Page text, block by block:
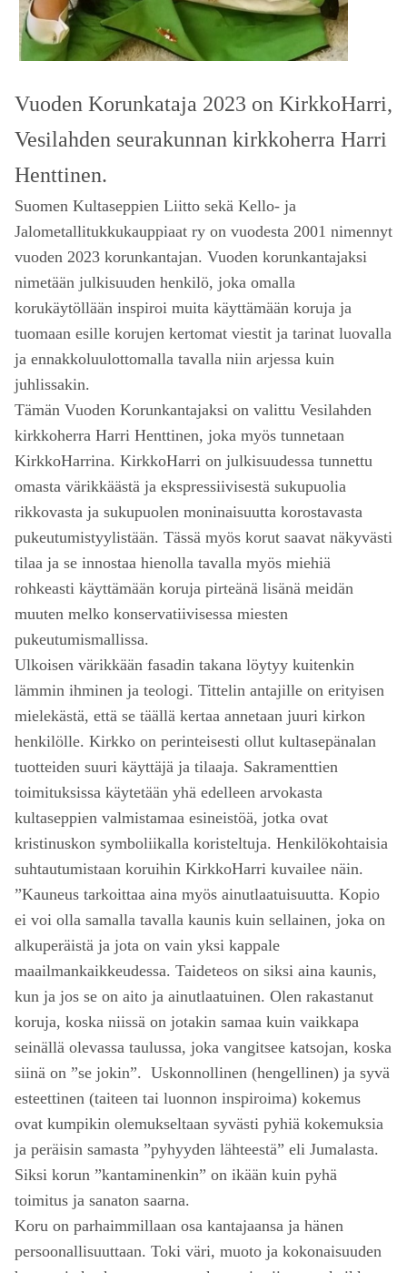
Vuoden Korunkataja 2023 on KirkkoHarri,
Vesilahden seurakunnan kirkkoherra Harri
Henttinen.
Suomen Kultaseppien Liitto sekä Kello- ja
Jalometallitukkukauppiaat ry on vuodesta 2001 nimennyt
vuoden 2023 korunkantajan. Vuoden korunkantajaksi
nimetään julkisuuden henkilö, joka omalla
korukäytöllään inspiroi muita käyttämään koruja ja
tuomaan esille korujen kertomat viestit ja tarinat luovalla
ja ennakkoluulottomalla tavalla niin arjessa kuin
juhlissakin.
Tämän Vuoden Korunkantajaksi on valittu Vesilahden
kirkkoherra Harri Henttinen, joka myös tunnetaan
KirkkoHarrina. KirkkoHarri on julkisuudessa tunnettu
omasta värikkäästä ja ekspressiivisestä sukupuolia
rikkovasta ja sukupuolen moninaisuutta korostavasta
pukeutumistyylistään. Tässä myös korut saavat näkyvästi
tilaa ja se innostaa hienolla tavalla myös miehiä
rohkeasti käyttämään koruja pirteänä lisänä meidän
muuten melko konservatiivisessa miesten
pukeutumismallissa.
Ulkoisen värikkään fasadin takana löytyy kuitenkin
lämmin ihminen ja teologi. Tittelin antajille on erityisen
mielekästä, että se täällä kertaa annetaan juuri kirkon
henkilölle. Kirkko on perinteisesti ollut kultasepänalan
tuotteiden suuri käyttäjä ja tilaaja. Sakramenttien
toimituksissa käytetään yhä edelleen arvokasta
kultaseppien valmistamaa esineistöä, jotka ovat
kristinuskon symboliikalla koristeltuja. Henkilökohtaisia
suhtautumistaan koruihin KirkkoHarri kuvailee näin.
”Kauneus tarkoittaa aina myös ainutlaatuisuutta. Kopio
ei voi olla samalla tavalla kaunis kuin sellainen, joka on
alkuperäistä ja jota on vain yksi kappale
maailmankaikkeudessa. Taideteos on siksi aina kaunis,
kun ja jos se on aito ja ainutlaatuinen. Olen rakastanut
koruja, koska niissä on jotakin samaa kuin vaikkapa
seinällä olevassa taulussa, joka vangitsee katsojan, koska
siinä on ”se jokin”. Uskonnollinen (hengellinen) ja syvä
esteettinen (taiteen tai luonnon inspiroima) kokemus
ovat kumpikin olemukseltaan syvästi pyhiä kokemuksia
ja peräisin samasta ”pyhyyden lähteestä” eli Jumalasta.
Siksi korun ”kantaminenkin” on ikään kuin pyhä
toimitus ja sanaton saarna.
Koru on parhaimmillaan osa kantajaansa ja hänen
persoonallisuuttaan. Toki väri, muoto ja kokonaisuuden